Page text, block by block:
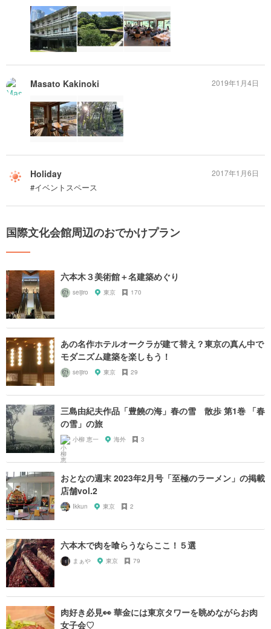
Masato Kakinoki 2019年1月4日
Holiday
#イベントスペース
2017年1月6日
国際文化会館周辺のおでかけプラン
六本木３美術館＋名建築めぐり
seijiro 東京 170
あの名作ホテルオークラが建て替え？東京の真ん中で
モダニズム建築を楽しもう！
seijiro 東京 29
三島由紀夫作品「豊饒の海」春の雪 散歩 第1巻 「春
の雪」の旅
小柳 恵一 海外 3
おとなの週末 2023年2月号「至極のラーメン」の掲載
店舗vol.2
Ikkun 東京 2
六本木で肉を喰らうならここ！５選
まぁや 東京 79
肉好き必見👀 華金には東京タワーを眺めながらお肉
女子会♡